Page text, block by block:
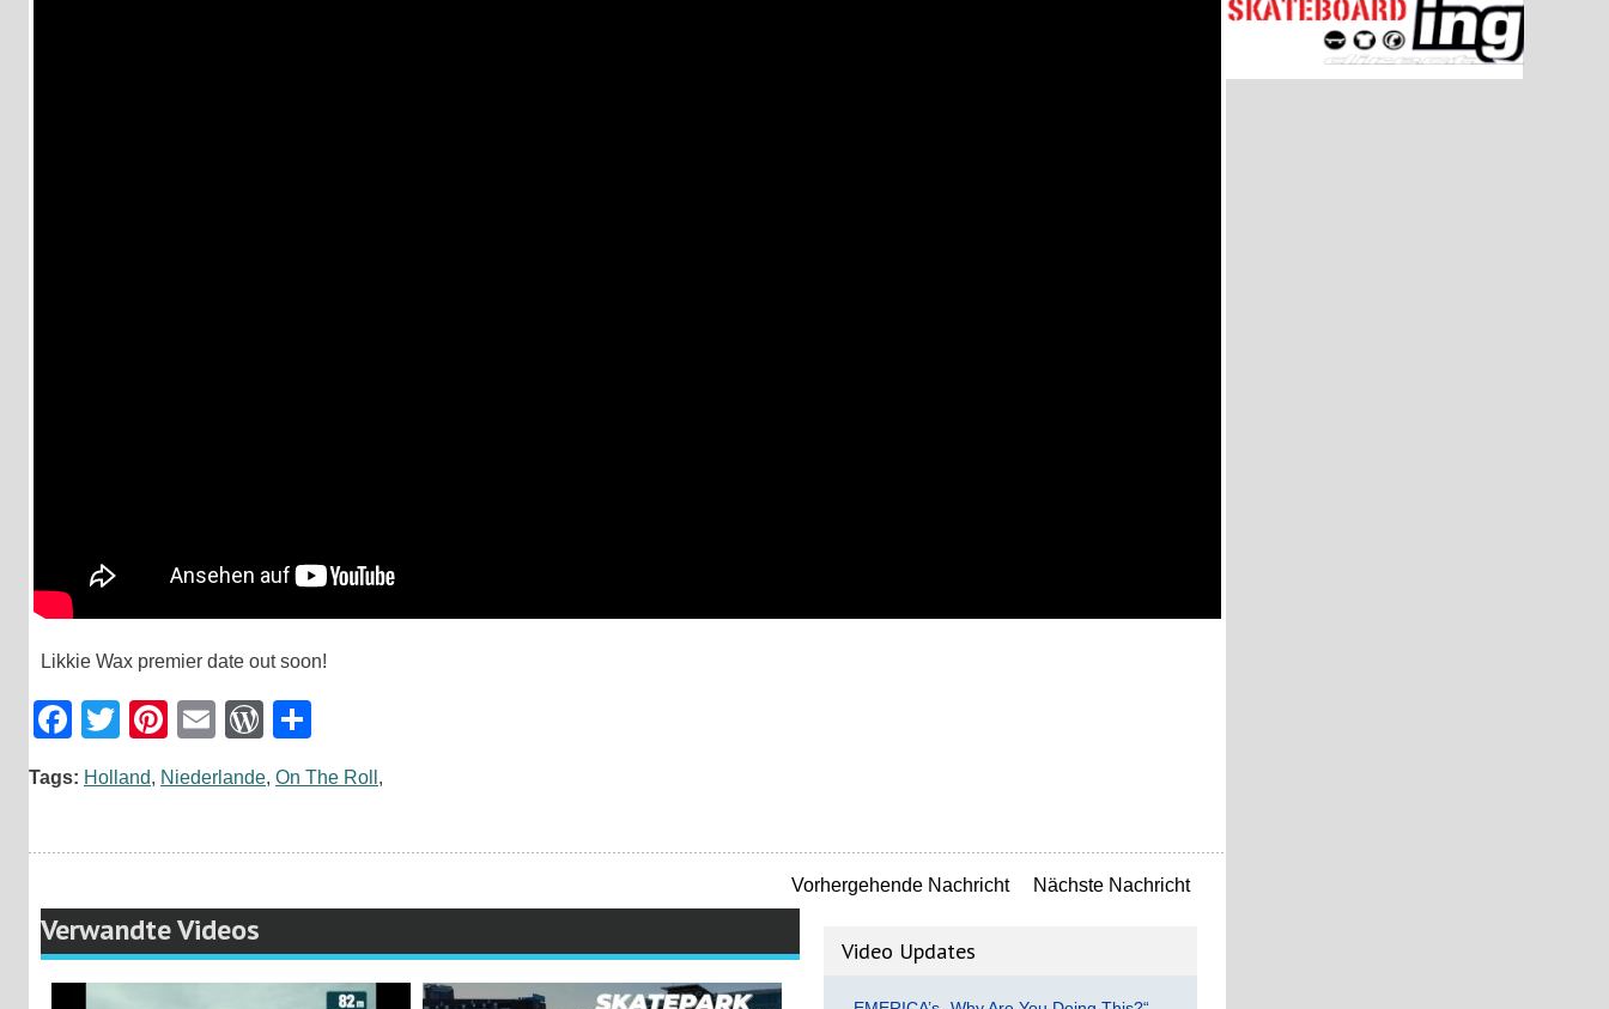
Likkie Wax premier date out soon!
Facebook
TwitterPinterest
EmailWordPress
Tags: Holland, Niederlande, On The Roll ,
Vorhergehende Nachricht Nächste Nachricht
Verwandte Videos
Video Updates